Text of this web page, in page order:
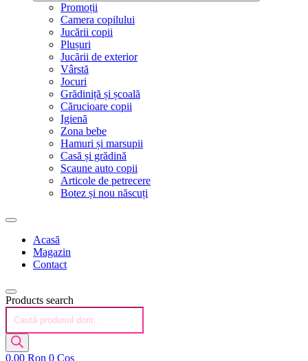
Promoții
Camera copilului
Jucării copii
Plușuri
Jucării de exterior
Vârstă
Jocuri
Grădiniță și școală
Cărucioare copii
Igienă
Zona bebe
Hamuri și marsupii
Casă și grădină
Scaune auto copii
Articole de petrecere
Botez și nou născuți
Acasă
Magazin
Contact
Products search
0,00 Ron 0 Coș